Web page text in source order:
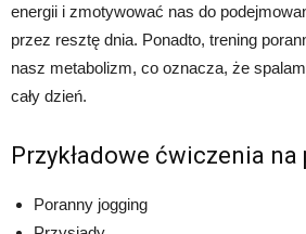
energii i zmotywować nas do
przez resztę dnia. Ponadto, trening
nasz metabolizm, co oznacza, że
cały dzień.
Przykładowe ćwiczenia na
Poranny jogging